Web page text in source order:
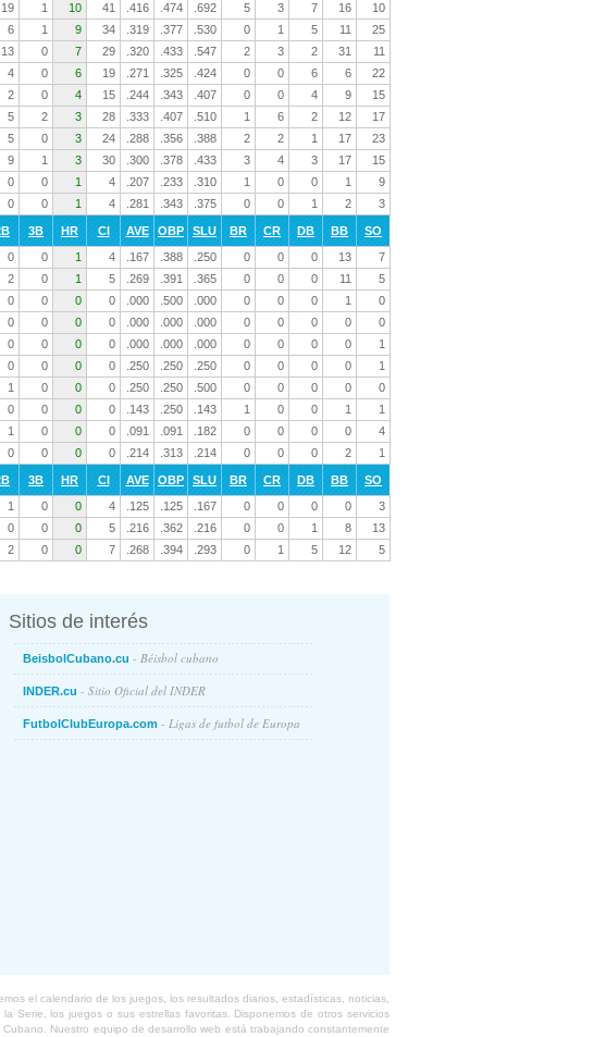
19 1 10 41 .416 .474 .692 5 3 7 16
10
6 1 9 34 .319 .377 .530 0 1 5 11
25
13 0 7 29 .320 .433 .547 2 3 2 31
11
4 0 6 19 .271 .325 .424 0 0 6 6
22
2 0 4 15 .244 .343 .407 0 0 4 9
15
5 2 3 28 .333 .407 .510 1 6 2 12
17
5 0 3 24 .288 .356 .388 2 2 1 17
23
9 1 3 30 .300 .378 .433 3 4 3 17
15
0 0 1 4 .207 .233 .310 1 0 0 1
9
0 0 1 4 .281 .343 .375 0 0 1 2 3
3B HR CI AVE OBP SLU BR CR DB BB
SO
0 0 1 4 .167 .388 .250 0 0 0 13
7
2 0 1 5 .269 .391 .365 0 0 0 11
5
0 0 0 0 .000 .500 .000 0 0 0 1
0
0 0 0 0 .000 .000 .000 0 0 0 0
0
0 0 0 0 .000 .000 .000 0 0 0 0
1
0 0 0 0 .250 .250 .250 0 0 0 0
1
1 0 0 0 .250 .250 .500 0 0 0 0
0
0 0 0 0 .143 .250 .143 1 0 0 1
1
1 0 0 0 .091 .091 .182 0 0 0 0
4
0 0 0 0 .214 .313 .214 0 0 0 2 1
3B HR CI AVE OBP SLU BR CR DB BB
SO
1 0 0 4 .125 .125 .167 0 0 0 0
3
0 0 0 5 .216 .362 .216 0 0 1 8
13
2 0 0 7 .268 .394 .293 0 1 5 12 5
Sitios de interés
BeisbolCubano.cu - Béisbol cubano
INDER.cu - Sitio Oficial del INDER
FutbolClubEuropa.com - Ligas de futbol de Europa
el calendario de los juegos, los resultados diarios, estadísticas, noticias,
Serie, los juegos o sus estrellas favoritas. Disponemos de otros servicios
Nuestro equipo de desarrollo web está trabajando constantemente